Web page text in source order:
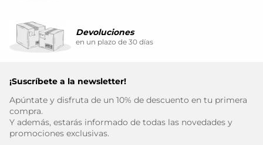
Devoluciones
en un plazo de 30 días
¡Suscríbete a la newsletter!
Apúntate y disfruta de un 10% de descuento en tu primera
compra.
Y además, estarás informado de todas las novedades y
promociones exclusivas.